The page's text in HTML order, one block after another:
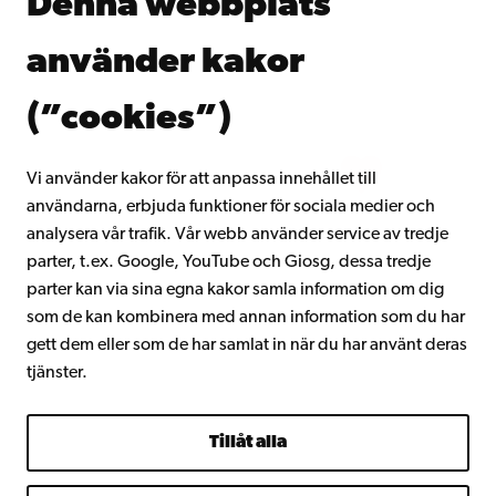
använder kakor
(”cookies”)
Vi använder kakor för att anpassa innehållet till
användarna, erbjuda funktioner för sociala medier och
analysera vår trafik. Vår webb använder service av tredje
parter, t.ex. Google, YouTube och Giosg, dessa tredje
parter kan via sina egna kakor samla information om dig
som de kan kombinera med annan information som du har
gett dem eller som de har samlat in när du har använt deras
tjänster.
Tillåt alla
Kontinuerligt lärande
Gå med i Åbo Akademis alumnnätverk
Intranätet
Facebook InstagramYouTube LinkedIn Blog Snapchat